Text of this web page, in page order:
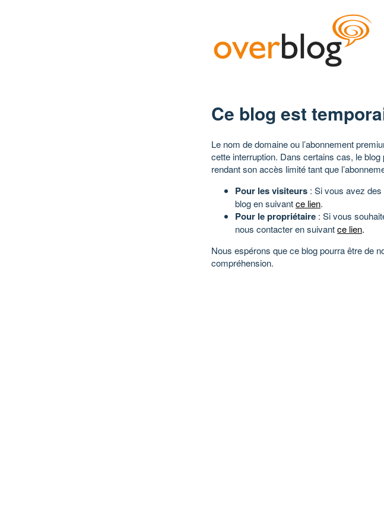
Ce blog est
Le nom de domaine ou l’abonnement
cette interruption. Dans certains cas, le
rendant son accès limité tant que
Pour les visiteurs : Si vous avez
blog en suivantce lien.
Pour le propriétaire : Si vous
nous contacter en suivantce lien.
Nous espérons que ce blog pourra être de
compréhension.